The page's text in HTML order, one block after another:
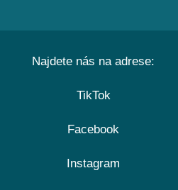
Najdete nás na adrese:
TikTok
Facebook
Instagram